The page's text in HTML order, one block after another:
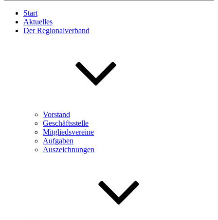
Start
Aktuelles
Der Regionalverband
Vorstand
Geschäftsstelle
Mitgliedsvereine
Aufgaben
Auszeichnungen